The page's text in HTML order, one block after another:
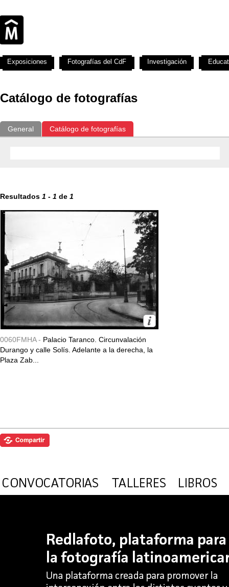
Catálogo de fotografías
General Catálogo de fotografías
Resultados 1 - 1 de 1
0060FMHA - Palacio Taranco. Circunvalación
Durango y calle Solís. Adelante a la derecha, la
Plaza Zab...
Exposiciones Fotografías del CdF Investigación